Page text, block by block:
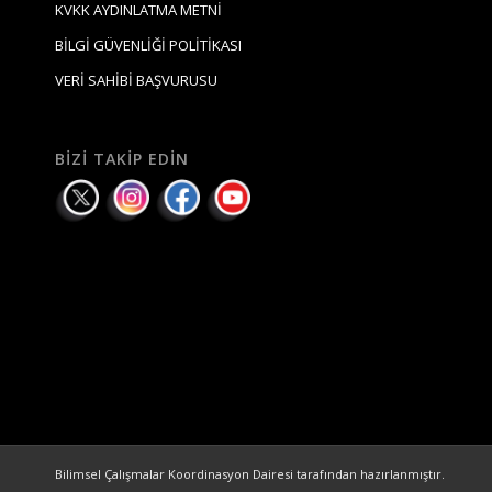
KVKK AYDINLATMA METNİ
BİLGİ GÜVENLİĞİ POLİTİKASI
VERİ SAHİBİ BAŞVURUSU
BIZI TAKIP EDIN
Bilimsel Çalışmalar Koordinasyon Dairesi tarafından hazırlanmıştır.